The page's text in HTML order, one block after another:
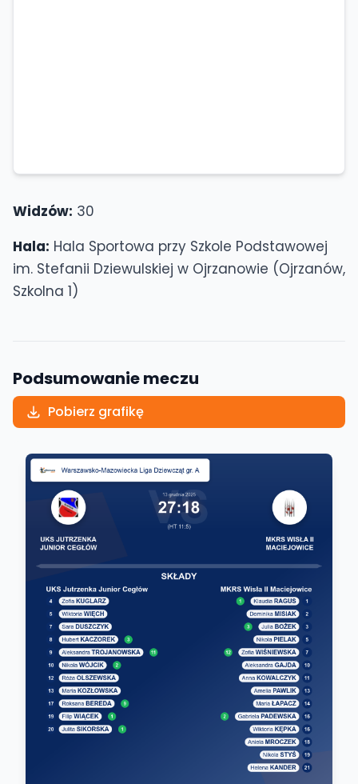
Widzów: 30
Hala: Hala Sportowa przy Szkole Podstawowej
im. Stefanii Dziewulskiej w Ojrzanowie (Ojrzanów,
Szkolna 1)
Podsumowanie meczu
Pobierz grafikę